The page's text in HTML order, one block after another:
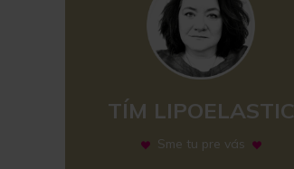
TÍM LIPOELASTIC
Sme tu pre vás